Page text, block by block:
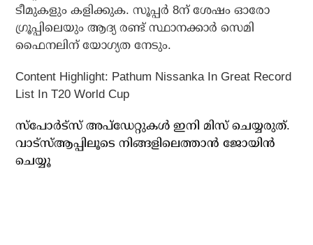
ടീമുകളും കളിക്കുക. സൂപ്പര്‍ 8ന് ശേഷം ഓരോ
ഗ്രൂപ്പിലെയും ആദ്യ രണ്ട് സ്ഥാനക്കാര്‍ സെമി
ഫൈനലിന് യോഗ്യത നേടും.
Content Highlight: Pathum Nissanka In Great Record
List In T20 World Cup
സ്പോർട്സ് അപ്ഡേറ്റുകൾ ഇനി മിസ് ചെയ്യരുത്.
വാട്സ്ആപ്പിലൂടെ നിങ്ങളിലെത്താൻ ജോയിൻ
ചെയ്യൂ